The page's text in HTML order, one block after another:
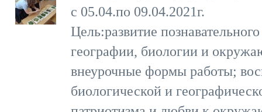
с 05.04.по 09.04.2021г.
Цель:развитие
географии, биологии и
внеурочные формы работы;
биологической и